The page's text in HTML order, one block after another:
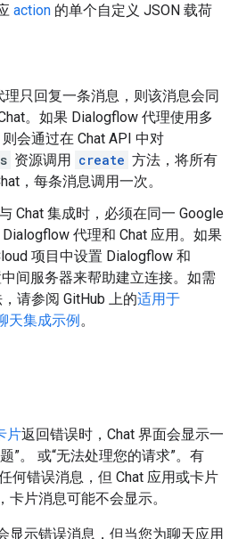
action 的单个自定义 JSON 载荷
只回复一条消息，则该消息会同
。如果 Dialogflow 代理使用多
会通过在 Chat API 中对
资源调用 create 方法，将所有
，每条消息调用一次。
Chat 集成时，必须在同一 Google
代理和 Chat 应用。如果
项目中设置 Dialogflow 和
间服务器来帮助建立连接。如需
请参阅 GitHub 上的适用于
天集成示例。
片返回错误时，Chat 界面会显示一
”。 或“无法处理您的请求”。有
何错误消息，但 Chat 应用或卡片
片消息可能不会显示。
显示错误消息，但当您为聊天应用